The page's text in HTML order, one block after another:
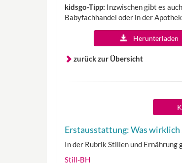
kidsgo-Tipp: Inzwischen gibt es
Babyfachhandel oder in der
Herunterladen
zurück zur Übersicht
Erstausstattung: Was
In der Rubrik Stillen und
Still-BH